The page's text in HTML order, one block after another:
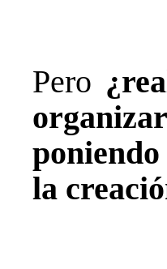
Pero
la